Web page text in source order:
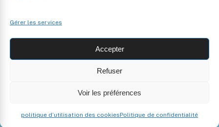
Gérer les services
Accepter
Refuser
Voir les préférences
politique d’utilisation des cookiesPolitique de confidentialité
Copyright 2024 • Les Jouets Montessori •
AccueilRechercheBoutique TéléphonePlus